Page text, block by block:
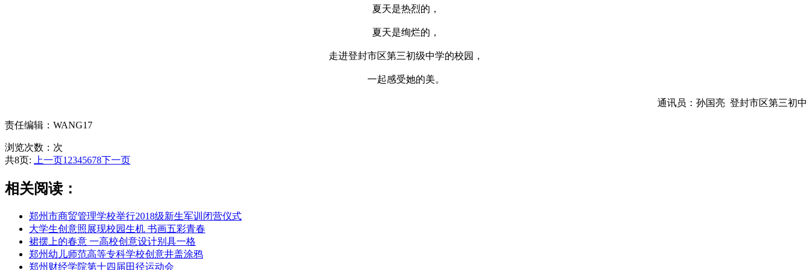
夏天是热烈的，
夏天是绚烂的，
走进登封市区第三初级中学的校园，
一起感受她的美。
通讯员：孙国亮 登封市区第三初中
责任编辑：WANG17
浏览次数： 次
共8页:
上一页1 2345678下一页
相关阅读：
郑州市商贸管理学校举行2018级新生军训闭营仪式
大学生创意照展现校园生机 书画五彩青春
裙摆上的春意 一高校创意设计别具一格
郑州幼儿师范高等专科学校创意井盖涂鸦
郑州财经学院第十四届田径运动会